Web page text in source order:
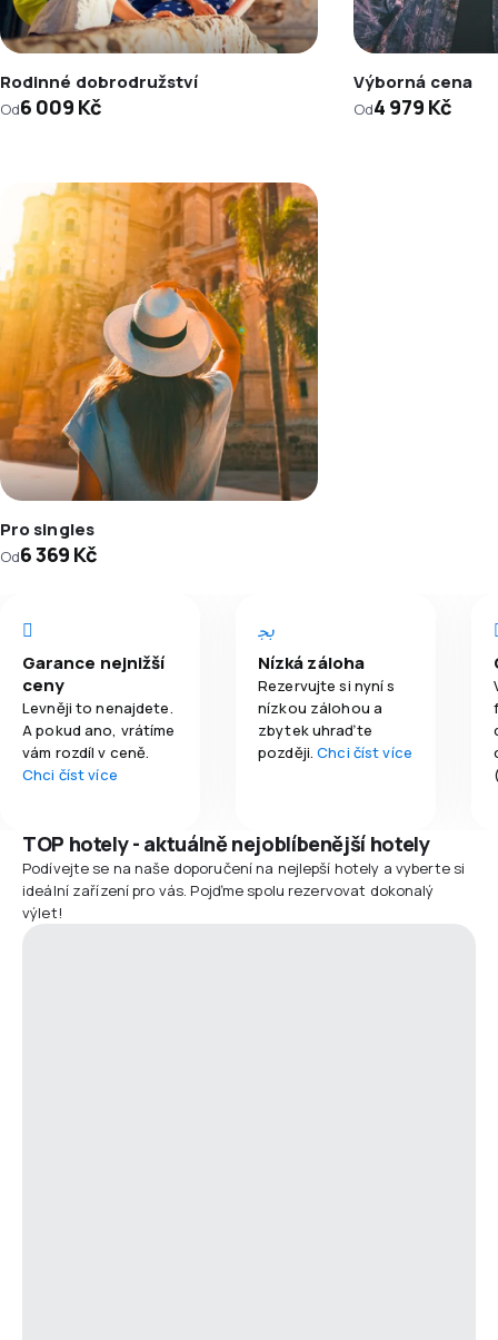
Rodinné dobrodružství
Od6 009 Kč
Výborná cena
Od4 979 Kč
Pro singles
Od6 369 Kč
Garance nejnižší
ceny
Levněji to nenajdete.
A pokud ano, vrátíme
vám rozdíl v ceně.
Chci číst více
Nízká záloha
Rezervujte si nyní s
nízkou zálohou a
zbytek uhraďte
později.Chci číst více
TOP hotely - aktuálně nejoblíbenější hotely
Podívejte se na naše doporučení na nejlepší hotely a vyberte si
ideální zařízení pro vás. Pojďme spolu rezervovat dokonalý
výlet!